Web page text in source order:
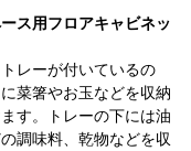
ス用フロアキャビネッ
レーが付いているの
菜箸やお玉などを収納
す。トレーの下には油
調味料、乾物などを収